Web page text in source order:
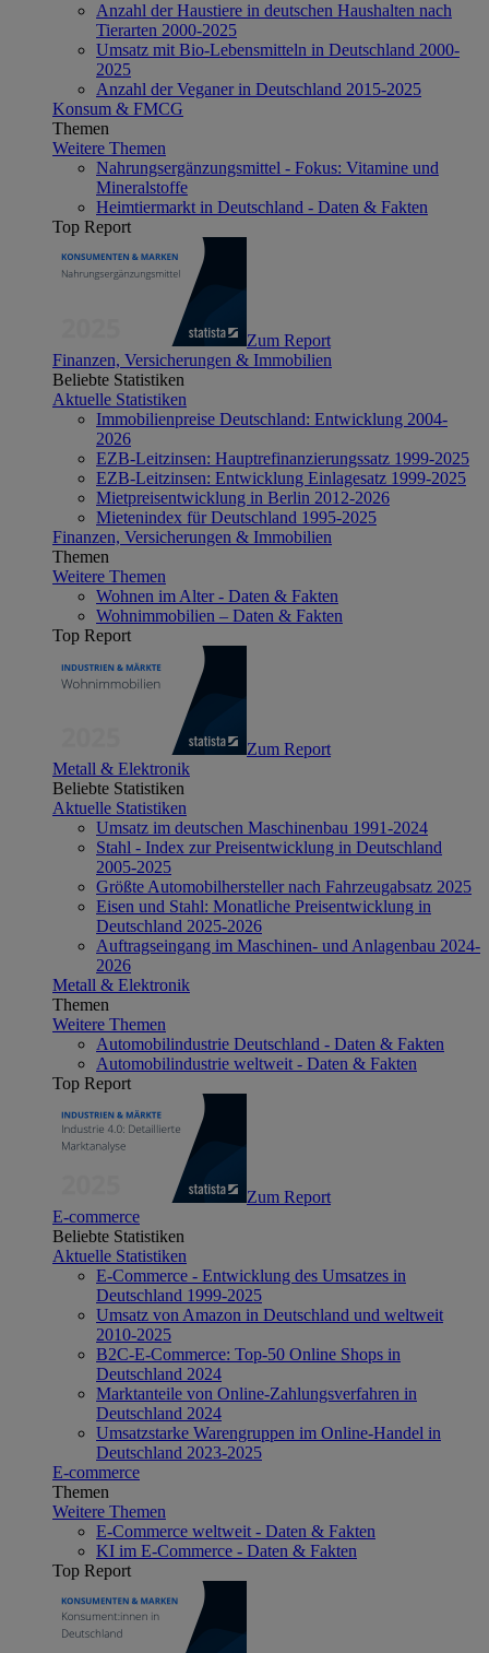
Anzahl der Haustiere in deutschen Haushalten nach
Tierarten 2000-2025
Umsatz mit Bio-Lebensmitteln in Deutschland 2000-
2025
Anzahl der Veganer in Deutschland 2015-2025
Konsum & FMCG
Themen
Weitere Themen
Nahrungsergänzungsmittel - Fokus: Vitamine und
Mineralstoffe
Heimtiermarkt in Deutschland - Daten & Fakten
Top Report
Zum Report
Finanzen, Versicherungen & Immobilien
Beliebte Statistiken
Aktuelle Statistiken
Immobilienpreise Deutschland: Entwicklung 2004-
2026
EZB-Leitzinsen: Hauptrefinanzierungssatz 1999-2025
EZB-Leitzinsen: Entwicklung Einlagesatz 1999-2025
Mietpreisentwicklung in Berlin 2012-2026
Mietenindex für Deutschland 1995-2025
Finanzen, Versicherungen & Immobilien
Themen
Weitere Themen
Wohnen im Alter - Daten & Fakten
Wohnimmobilien – Daten & Fakten
Top Report
Zum Report
Metall & Elektronik
Beliebte Statistiken
Aktuelle Statistiken
Umsatz im deutschen Maschinenbau 1991-2024
Stahl - Index zur Preisentwicklung in Deutschland
2005-2025
Größte Automobilhersteller nach Fahrzeugabsatz 2025
Eisen und Stahl: Monatliche Preisentwicklung in
Deutschland 2025-2026
Auftragseingang im Maschinen- und Anlagenbau 2024-
2026
Metall & Elektronik
Themen
Weitere Themen
Automobilindustrie Deutschland - Daten & Fakten
Automobilindustrie weltweit - Daten & Fakten
Top Report
Zum Report
E-commerce
Beliebte Statistiken
Aktuelle Statistiken
E-Commerce - Entwicklung des Umsatzes in
Deutschland 1999-2025
Umsatz von Amazon in Deutschland und weltweit
2010-2025
B2C-E-Commerce: Top-50 Online Shops in
Deutschland 2024
Marktanteile von Online-Zahlungsverfahren in
Deutschland 2024
Umsatzstarke Warengruppen im Online-Handel in
Deutschland 2023-2025
E-commerce
Themen
Weitere Themen
E-Commerce weltweit - Daten & Fakten
KI im E-Commerce - Daten & Fakten
Top Report